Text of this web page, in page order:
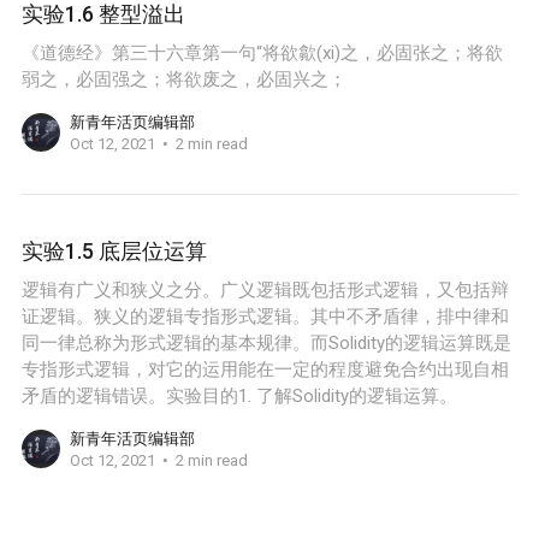
实验1.6 整型溢出
《道德经》第三十六章第一句“将欲歙(xi)之，必固张之；将欲
弱之，必固强之；将欲废之，必固兴之；
新青年活页编辑部
Oct 12, 2021
2 min read
实验1.5 底层位运算
逻辑有广义和狭义之分。广义逻辑既包括形式逻辑，又包括辩
证逻辑。狭义的逻辑专指形式逻辑。其中不矛盾律，排中律和
同一律总称为形式逻辑的基本规律。而Solidity的逻辑运算既是
专指形式逻辑，对它的运用能在一定的程度避免合约出现自相
矛盾的逻辑错误。实验目的1. 了解Solidity的逻辑运算。
新青年活页编辑部
Oct 12, 2021
2 min read